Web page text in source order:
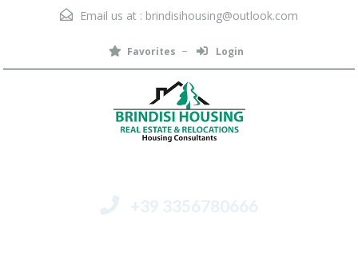
Email us at : brindisihousing@outlook.com
Favorites Login
+39 3356780666